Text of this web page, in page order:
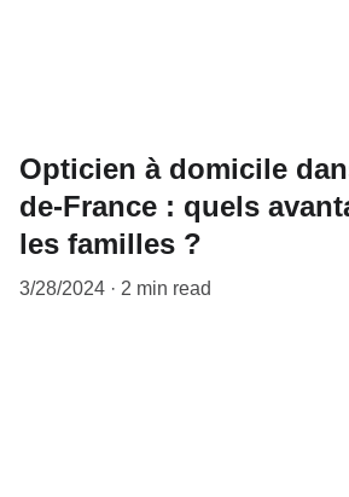
Opticien à domicile
de-France : quels
les familles ?
3/28/2024 2 min read